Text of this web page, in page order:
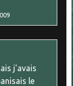
j'avais
le